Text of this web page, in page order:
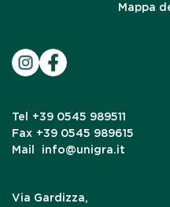
Mappa
Tel
+39 0545 989511
Fax +39 0545 989615
Mail
info@unigra.it
Via Gardizza,